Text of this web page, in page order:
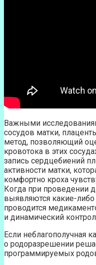
Важными
сосудов матки,
метод, позволяющий
кровотока в этих
запись сердцебиений
активности матки,
комфортно кроха
Когда при проведении
выявляются какие-
проводится
и динамический
Если неблагополучная
о родоразрешении
программируемых